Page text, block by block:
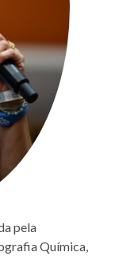
pela
Química,